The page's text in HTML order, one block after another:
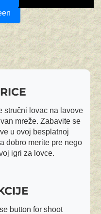
stručni lovac na lavove
mreže. Zabavite se
u ovoj besplatnoj
dobro merite pre nego
igri za lovce.
button for shoot